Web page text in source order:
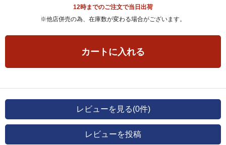
12時までのご注文で当日出荷
※他店併売の為、在庫数が変わる場合がございます。
カートに入れる
レビューを見る(0件)
レビューを投稿